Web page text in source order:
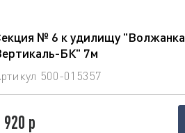
№ 6 к удилищу "Волжанка
БК" 7м
500-015357
920 р